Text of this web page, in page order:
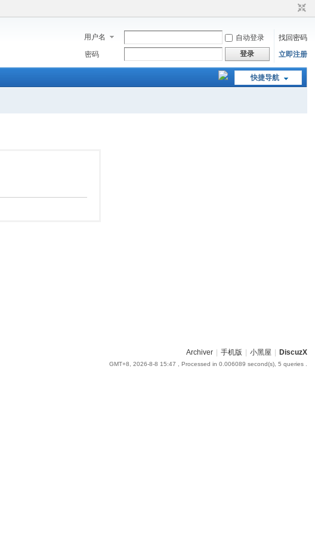
用户名 自动登录
找回密码
密码
登录 立即注册
快捷导航
Archiver 手机版 小黑屋 DiscuzX
GMT+8, 2026-8-8 15:47 , Processed in 0.006089 second(s), 5 queries .